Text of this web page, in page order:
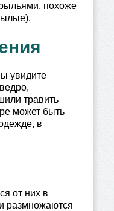
похоже
увидите
травить
может быть
в
от них в
размножаются